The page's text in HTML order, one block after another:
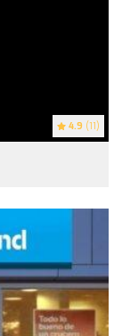
4.9 (11)